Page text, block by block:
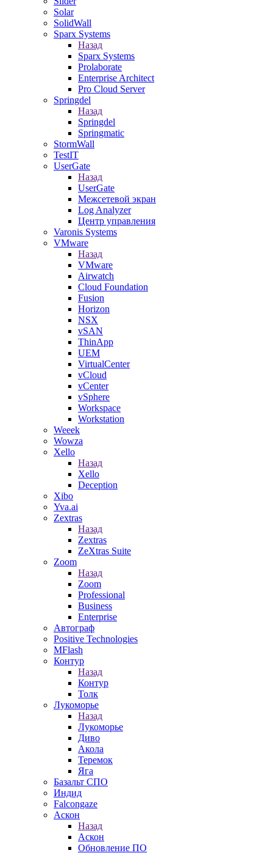
Solar
SolidWall
Sparx Systems
Назад
Sparx Systems
Prolaborate
Enterprise Architect
Pro Cloud Server
Springdel
Назад
Springdel
Springmatic
StormWall
TestIT
UserGate
Назад
UserGate
Межсетевой экран
Log Analyzer
Центр управления
Varonis Systems
VMware
Назад
VMware
Airwatch
Cloud Foundation
Fusion
Horizon
NSX
vSAN
ThinApp
UEM
VirtualCenter
vCloud
vCenter
vSphere
Workspace
Workstation
Weeek
Wowza
Xello
Назад
Xello
Deception
Xibo
Yva.ai
Zextras
Назад
Zextras
ZeXtras Suite
Zoom
Назад
Zoom
Professional
Business
Enterprise
Автограф
Positive Technologies
MFlash
Контур
Назад
Контур
Толк
Лукоморье
Назад
Лукоморье
Диво
Акола
Теремок
Яга
Базальт СПО
Индид
Falcongaze
Аскон
Назад
Аскон
Обновление ПО